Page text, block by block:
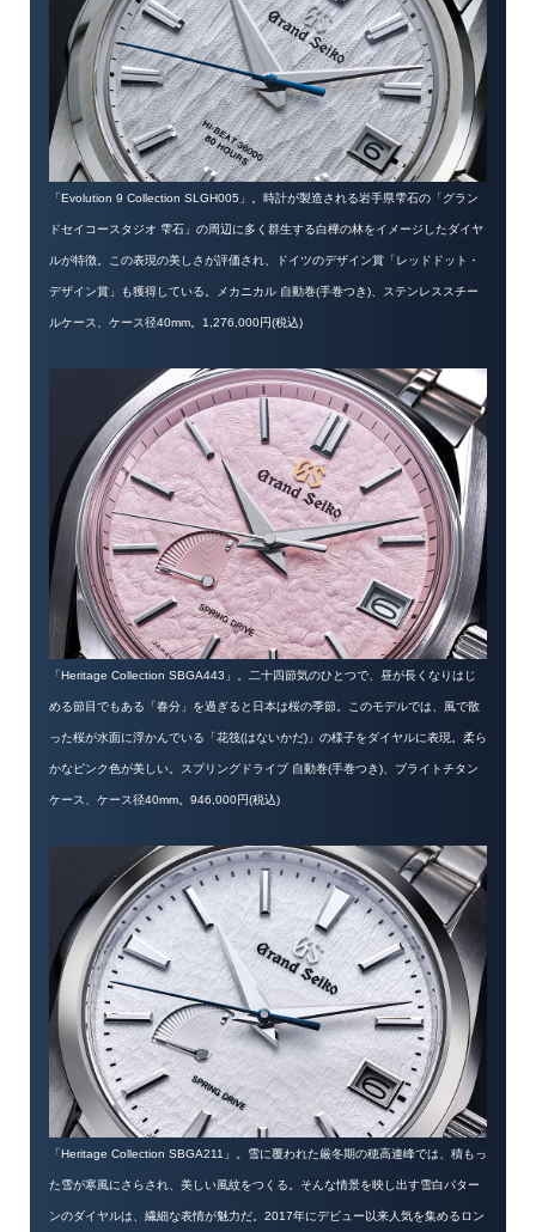
「Evolution 9 Collection SLGH005」。時計が製造される岩手県雫石の「グラン
ドセイコースタジオ 雫石」の周辺に多く群生する白樺の林をイメージしたダイヤ
ルが特徴。この表現の美しさが評価され、ドイツのデザイン賞「レッドドット・
デザイン賞」も獲得している。メカニカル 自動巻(手巻つき)、ステンレススチー
ルケース、ケース径40mm。1,276,000円(税込)
「Heritage Collection SBGA443」。二十四節気のひとつで、昼が長くなりはじ
める節目でもある「春分」を過ぎると日本は桜の季節。このモデルでは、風で散
った桜が水面に浮かんでいる「花筏(はないかだ)」の様子をダイヤルに表現。柔ら
かなピンク色が美しい。スプリングドライブ 自動巻(手巻つき)、ブライトチタン
ケース、ケース径40mm。946,000円(税込)
「Heritage Collection SBGA211」。雪に覆われた厳冬期の穂高連峰では、積もっ
た雪が寒風にさらされ、美しい風紋をつくる。そんな情景を映し出す雪白パター
ンのダイヤルは、繊細な表情が魅力だ。2017年にデビュー以来人気を集めるロン